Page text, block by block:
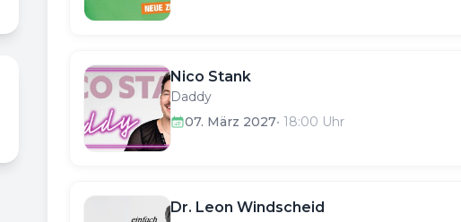
Nico Stank
Daddy
07. März 2027•18:00 Uhr
Dr. Leon Windscheid